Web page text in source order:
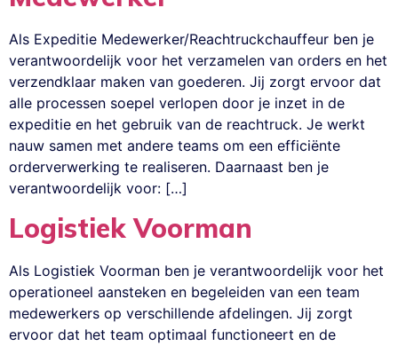
Als Expeditie Medewerker/Reachtruckchauffeur ben je
verantwoordelijk voor het verzamelen van orders en het
verzendklaar maken van goederen. Jij zorgt ervoor dat
alle processen soepel verlopen door je inzet in de
expeditie en het gebruik van de reachtruck. Je werkt
nauw samen met andere teams om een efficiënte
orderverwerking te realiseren. Daarnaast ben je
verantwoordelijk voor: […]
Logistiek Voorman
Als Logistiek Voorman ben je verantwoordelijk voor het
operationeel aansteken en begeleiden van een team
medewerkers op verschillende afdelingen. Jij zorgt
ervoor dat het team optimaal functioneert en de